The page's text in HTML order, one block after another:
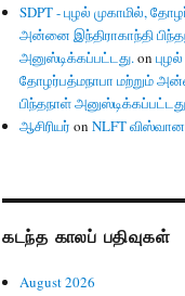
SDPT - புழல் முகாமில்,
அன்னை இந்திராகாந்தி
அனுஸ்டிக்கப்பட்டது.on
தோழர்பத்மநாபா மற்றும்
பிந்தநாள்
ஆசிரியர் onNLFT
கடந்த காலப் பதிவுகள்
August 2026